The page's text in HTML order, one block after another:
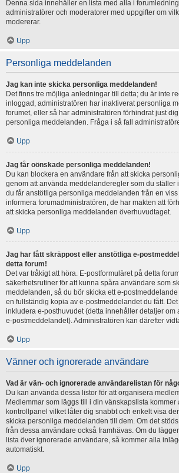
Denna sida innehåller en lista med alla i
administratörer och moderatorer med uppgifter om
modererar.
Upp
Personliga meddelanden
Jag kan inte skicka personliga meddelanden!
Det finns tre möjliga anledningar till detta; du är inte
inloggad, administratören har inaktiverat personliga
forumet, eller så har administratören förhindrat just
personliga meddelanden. Fråga i så fall
Upp
Jag får oönskade personliga meddelanden!
Du kan blockera en användare från att skicka
genom att använda meddelanderegler som du ställer
du får anstötliga personliga meddelanden från en
informera forumadministratören, de har makten att
att skicka personliga meddelanden överhuvudtaget.
Upp
Jag har fått skräppost eller anstötliga e-
detta forum!
Det var tråkigt att höra. E-postformuläret på detta
säkerhetsrutiner för att kunna spåra användare som
meddelanden, så du bör skicka ett e-
en fullständig kopia av e-postmeddelandet du fått.
inkludera e-posthuvudet (detta innehåller detaljer om
e-postmeddelandet). Administratören kan därefter
Upp
Vänner och ignorerade användare
Vad är vän- och ignorerade användarelistan för
Du kan använda dessa listor för att organisera
Medlemmar som läggs till i din vänskapslista kommer
kontrollpanel vilket låter dig snabbt och enkelt visa
skicka personliga meddelanden till dem. Om det
från dessa användare också framhävas. Om du
lista över ignorerade användare, så kommer alla
automatiskt.
Upp